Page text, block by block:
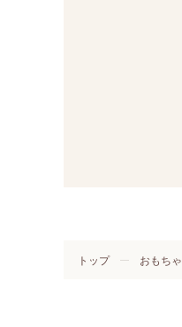
トップ おもちゃ